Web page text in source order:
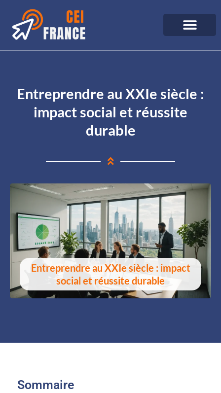
Entreprendre au XXIe siècle :
impact social et réussite
durable
Entreprendre au XXIe siècle : impact
social et réussite durable
Sommaire